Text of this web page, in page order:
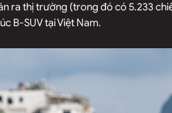
ra thị trường (trong đó có 5.233
B-SUV tại Việt Nam.